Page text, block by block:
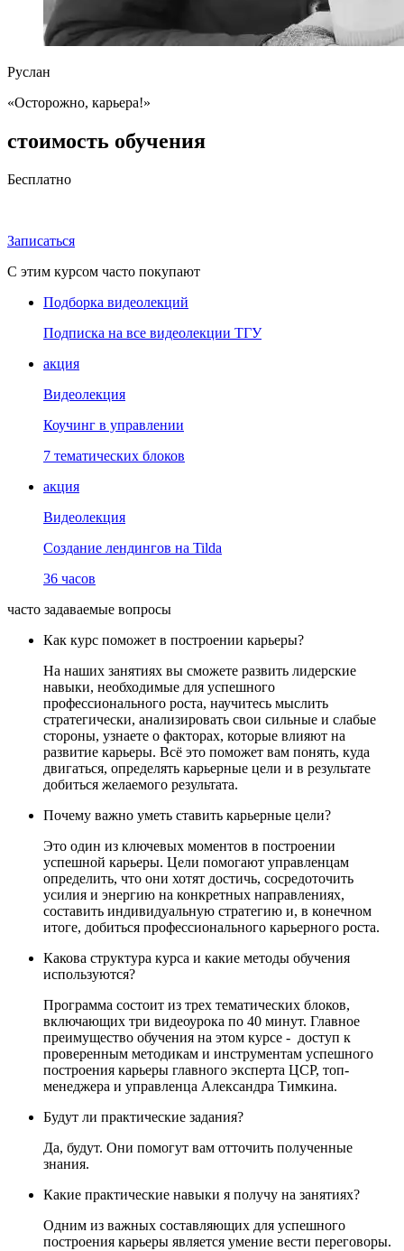
Руслан
«Осторожно, карьера!»
стоимость обучения
Бесплатно
Записаться
С этим курсом часто покупают
Подборка видеолекций
Подписка на все видеолекции ТГУ
акция
Видеолекция
Коучинг в управлении
7 тематических блоков
акция
Видеолекция
Создание лендингов на Tilda
36 часов
часто задаваемые вопросы
Как курс поможет в построении карьеры?
На наших занятиях вы сможете развить лидерские
навыки, необходимые для успешного
профессионального роста, научитесь мыслить
стратегически, анализировать свои сильные и слабые
стороны, узнаете о факторах, которые влияют на
развитие карьеры. Всё это поможет вам понять, куда
двигаться, определять карьерные цели и в результате
добиться желаемого результата.
Почему важно уметь ставить карьерные цели?
Это один из ключевых моментов в построении
успешной карьеры. Цели помогают управленцам
определить, что они хотят достичь, сосредоточить
усилия и энергию на конкретных направлениях,
составить индивидуальную стратегию и, в конечном
итоге, добиться профессионального карьерного роста.
Какова структура курса и какие методы обучения
используются?
Программа состоит из трех тематических блоков,
включающих три видеоурока по 40 минут. Главное
преимущество обучения на этом курсе - доступ к
проверенным методикам и инструментам успешного
построения карьеры главного эксперта ЦСР, топ-
менеджера и управленца Александра Тимкина.
Будут ли практические задания?
Да, будут. Они помогут вам отточить полученные
знания.
Какие практические навыки я получу на занятиях?
Одним из важных составляющих для успешного
построения карьеры является умение вести переговоры.